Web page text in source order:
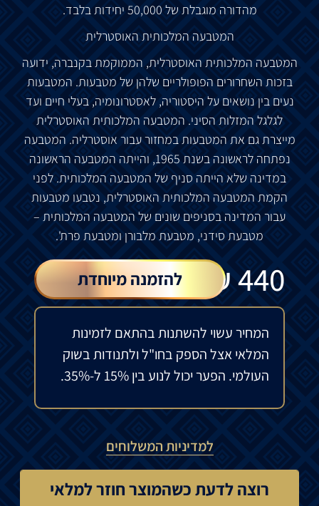
מהדורה מוגבלת של 50,000 יחידות בלבד.
המטבעה המלכותית האוסטרלית
המטבעה המלכותית האוסטרלית, הממוקמת בקנברה, ידועה
בזכות השחרורים הפופולריים שלהן של מטבעות. המטבעות
נעים בין נושאים על היסטוריה, לאסטרונומיה, בעלי חיים ועד
לגלגל המזלות הסיני. המטבעה המלכותית האוסטרלית
מייצרת גם את המטבעות במחזור עבור אוסטרליה. המטבעה
נפתחה לראשונה בשנת 1965, והייתה המטבעה הראשונה
במדינה שלא הייתה סניף של המטבעה המלכותית. לפני
הקמת המטבעה המלכותית האוסטרלית, נטבעו מטבעות
עבור המדינה בסניפים שונים של המטבעה המלכותית –
מטבעת סידני, מטבעת מלבורן ומטבעת פרת'.
440
₪ להזמנה מיוחדת
המחיר עשוי להשתנות בהתאם לזמינות
המלאי אצל הספק בחו"ל ולתנודות בשוק
העולמי. הפער יכול לנוע בין 15% ל-35%.
למדיניות המשלוחים
רוצה לדעת כשהמוצר חוזר למלאי